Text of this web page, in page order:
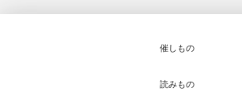
催しもの
読みもの